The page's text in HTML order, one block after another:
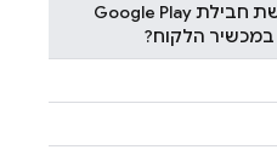
האם נדרשת חבילת Google Play